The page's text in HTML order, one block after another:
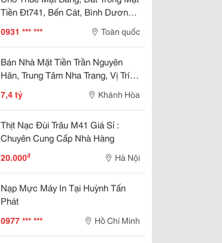
Tiền Đt741, Bến Cát, Bình Dương,
0931 *** *** Toàn quốc
Bán Nhà Mặt Tiền Trần Nguyên
Hãn, Trung Tâm Nha Trang, Vị Trí
Kinh Doanh Đẹp, Giá 7,4 Tỷ
7,4 tỷ Khánh Hòa
Thịt Nạc Đùi Trâu M41 Giá Sỉ :
Chuyên Cung Cấp Nhà Hàng
20.000₫ Hà Nội
Nạp Mực Máy In Tại Huỳnh Tấn
Phát
0977 *** *** Hồ Chí Minh